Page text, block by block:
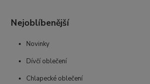
Nejoblíbenější
Novinky
Dívčí oblečení
Chlapecké oblečení